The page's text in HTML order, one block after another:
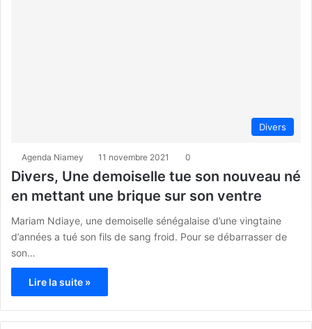
Divers
Agenda Niamey 11 novembre 2021 0
Divers, Une demoiselle tue son nouveau né
en mettant une brique sur son ventre
Mariam Ndiaye, une demoiselle sénégalaise d’une vingtaine
d’années a tué son fils de sang froid. Pour se débarrasser de
son…
Lire la suite »